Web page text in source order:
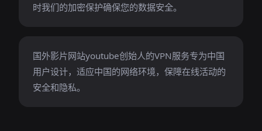
时我们的加密保护确保您的数据安全。
国外影片网站youtube创始人的VPN服务专为中国
用户设计，适应中国的网络环境，保障在线活动的
安全和隐私。